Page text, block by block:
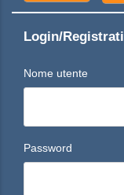
Login/Registrati
Nome utente
Password